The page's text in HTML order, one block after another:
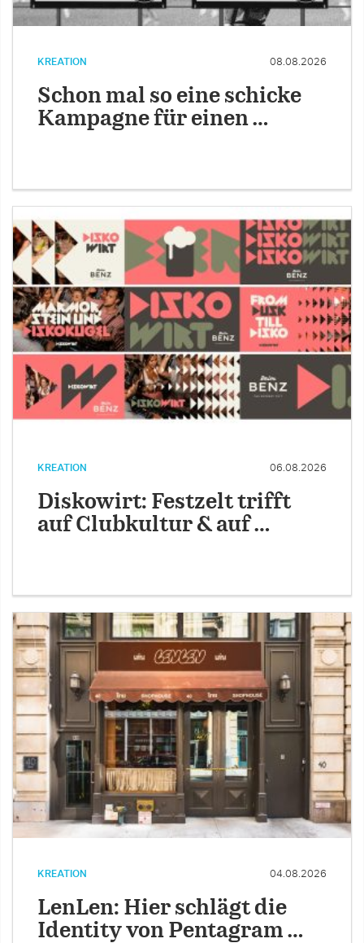
KREATION 08.08.2026
Schon mal so eine schicke
Kampagne für einen …
KREATION 06.08.2026
Diskowirt: Festzelt trifft
auf Clubkultur & auf …
KREATION 04.08.2026
LenLen: Hier schlägt die
Identity von Pentagram …